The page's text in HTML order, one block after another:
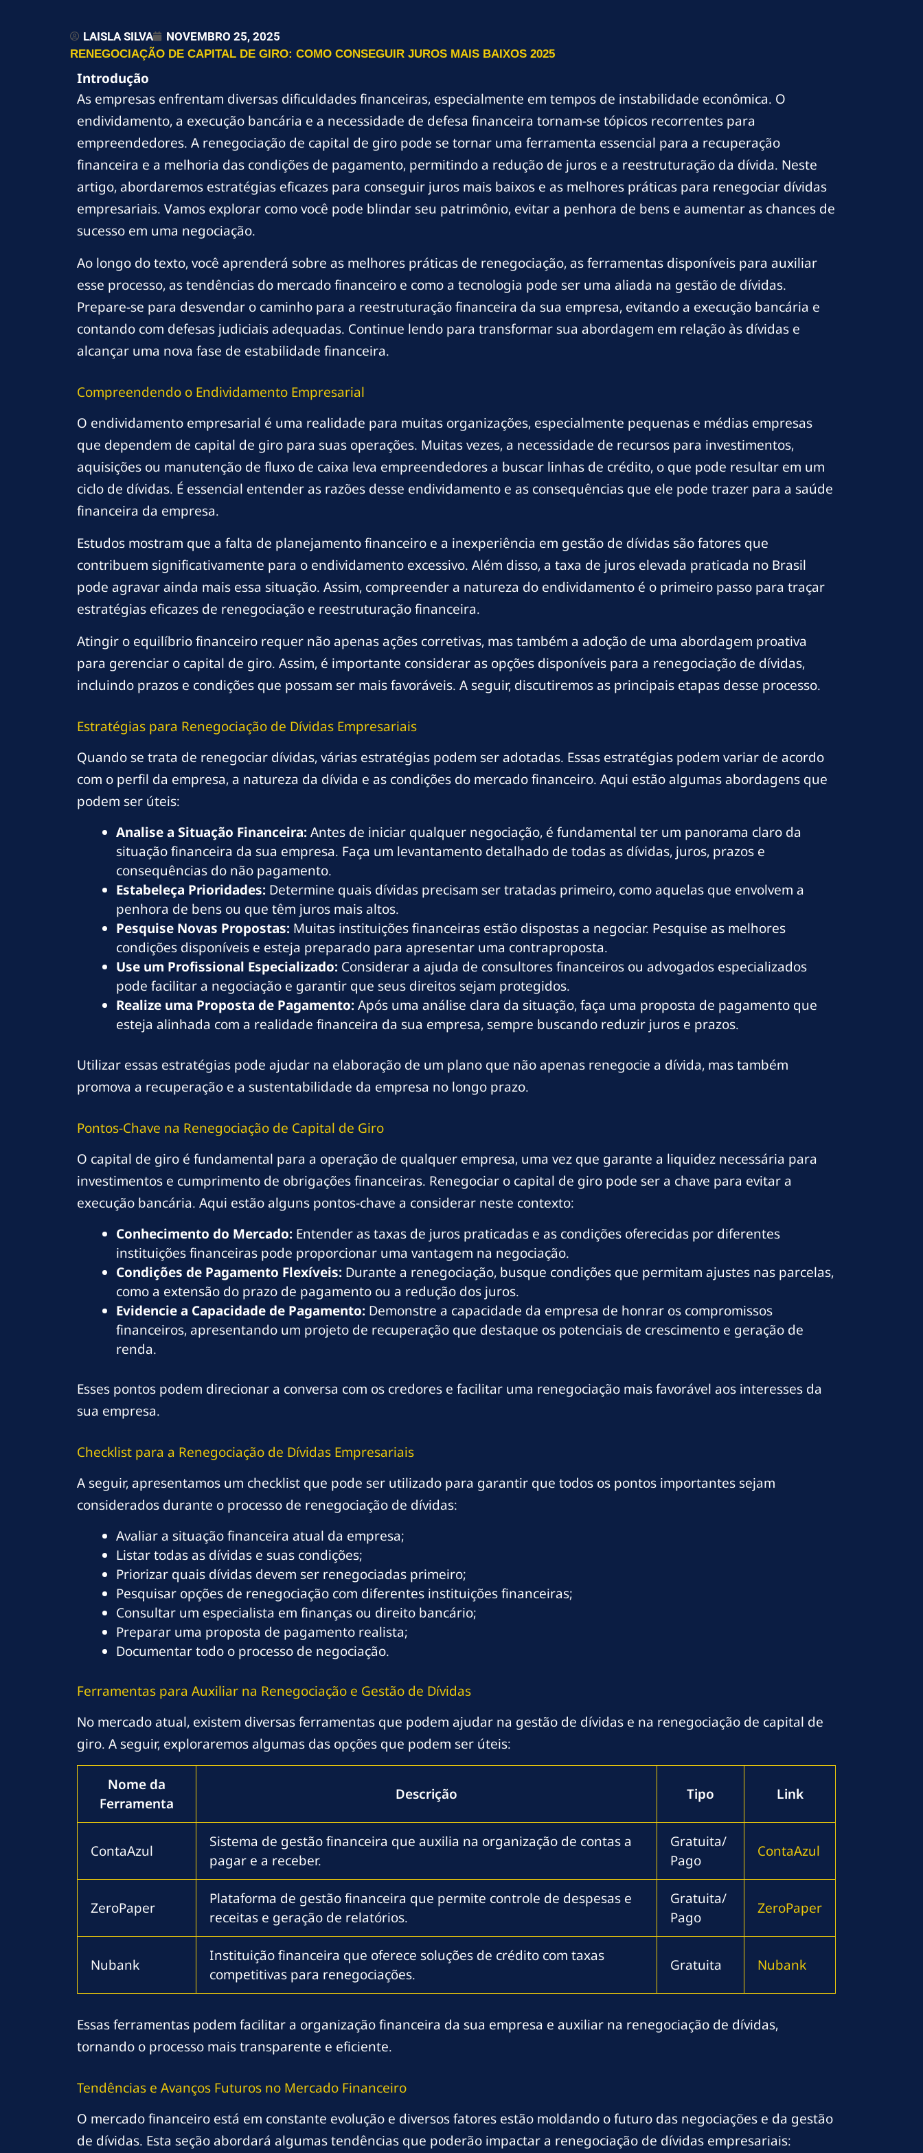
LAISLA SILVA NOVEMBRO 25, 2025
RENEGOCIAÇÃO DE CAPITAL DE GIRO: COMO CONSEGUIR JUROS MAIS BAIXOS 2025
Introdução
As empresas enfrentam diversas dificuldades financeiras, especialmente em tempos de instabilidade econômica. O
endividamento, a execução bancária e a necessidade de defesa financeira tornam-se tópicos recorrentes para
empreendedores. A renegociação de capital de giro pode se tornar uma ferramenta essencial para a recuperação
financeira e a melhoria das condições de pagamento, permitindo a redução de juros e a reestruturação da dívida. Neste
artigo, abordaremos estratégias eficazes para conseguir juros mais baixos e as melhores práticas para renegociar dívidas
empresariais. Vamos explorar como você pode blindar seu patrimônio, evitar a penhora de bens e aumentar as chances de
sucesso em uma negociação.
Ao longo do texto, você aprenderá sobre as melhores práticas de renegociação, as ferramentas disponíveis para auxiliar
esse processo, as tendências do mercado financeiro e como a tecnologia pode ser uma aliada na gestão de dívidas.
Prepare-se para desvendar o caminho para a reestruturação financeira da sua empresa, evitando a execução bancária e
contando com defesas judiciais adequadas. Continue lendo para transformar sua abordagem em relação às dívidas e
alcançar uma nova fase de estabilidade financeira.
Compreendendo o Endividamento Empresarial
O endividamento empresarial é uma realidade para muitas organizações, especialmente pequenas e médias empresas
que dependem de capital de giro para suas operações. Muitas vezes, a necessidade de recursos para investimentos,
aquisições ou manutenção de fluxo de caixa leva empreendedores a buscar linhas de crédito, o que pode resultar em um
ciclo de dívidas. É essencial entender as razões desse endividamento e as consequências que ele pode trazer para a saúde
financeira da empresa.
Estudos mostram que a falta de planejamento financeiro e a inexperiência em gestão de dívidas são fatores que
contribuem significativamente para o endividamento excessivo. Além disso, a taxa de juros elevada praticada no Brasil
pode agravar ainda mais essa situação. Assim, compreender a natureza do endividamento é o primeiro passo para traçar
estratégias eficazes de renegociação e reestruturação financeira.
Atingir o equilíbrio financeiro requer não apenas ações corretivas, mas também a adoção de uma abordagem proativa
para gerenciar o capital de giro. Assim, é importante considerar as opções disponíveis para a renegociação de dívidas,
incluindo prazos e condições que possam ser mais favoráveis. A seguir, discutiremos as principais etapas desse processo.
Estratégias para Renegociação de Dívidas Empresariais
Quando se trata de renegociar dívidas, várias estratégias podem ser adotadas. Essas estratégias podem variar de acordo
com o perfil da empresa, a natureza da dívida e as condições do mercado financeiro. Aqui estão algumas abordagens que
podem ser úteis:
Analise a Situação Financeira:Antes de iniciar qualquer negociação, é fundamental ter um panorama claro da
situação financeira da sua empresa. Faça um levantamento detalhado de todas as dívidas, juros, prazos e
consequências do não pagamento.
Estabeleça Prioridades: Determine quais dívidas precisam ser tratadas primeiro, como aquelas que envolvem a
penhora de bens ou que têm juros mais altos.
Pesquise Novas Propostas: Muitas instituições financeiras estão dispostas a negociar. Pesquise as melhores
condições disponíveis e esteja preparado para apresentar uma contraproposta.
Use um Profissional Especializado: Considerar a ajuda de consultores financeiros ou advogados especializados
pode facilitar a negociação e garantir que seus direitos sejam protegidos.
Realize uma Proposta de Pagamento:Após uma análise clara da situação, faça uma proposta de pagamento que
esteja alinhada com a realidade financeira da sua empresa, sempre buscando reduzir juros e prazos.
Utilizar essas estratégias pode ajudar na elaboração de um plano que não apenas renegocie a dívida, mas também
promova a recuperação e a sustentabilidade da empresa no longo prazo.
Pontos-Chave na Renegociação de Capital de Giro
O capital de giro é fundamental para a operação de qualquer empresa, uma vez que garante a liquidez necessária para
investimentos e cumprimento de obrigações financeiras. Renegociar o capital de giro pode ser a chave para evitar a
execução bancária. Aqui estão alguns pontos-chave a considerar neste contexto:
Conhecimento do Mercado: Entender as taxas de juros praticadas e as condições oferecidas por diferentes
instituições financeiras pode proporcionar uma vantagem na negociação.
Condições de Pagamento Flexíveis: Durante a renegociação, busque condições que permitam ajustes nas parcelas,
como a extensão do prazo de pagamento ou a redução dos juros.
Evidencie a Capacidade de Pagamento: Demonstre a capacidade da empresa de honrar os compromissos
financeiros, apresentando um projeto de recuperação que destaque os potenciais de crescimento e geração de
renda.
Esses pontos podem direcionar a conversa com os credores e facilitar uma renegociação mais favorável aos interesses da
sua empresa.
Checklist para a Renegociação de Dívidas Empresariais
A seguir, apresentamos um checklist que pode ser utilizado para garantir que todos os pontos importantes sejam
considerados durante o processo de renegociação de dívidas:
Avaliar a situação financeira atual da empresa;
Listar todas as dívidas e suas condições;
Priorizar quais dívidas devem ser renegociadas primeiro;
Pesquisar opções de renegociação com diferentes instituições financeiras;
Consultar um especialista em finanças ou direito bancário;
Preparar uma proposta de pagamento realista;
Documentar todo o processo de negociação.
Ferramentas para Auxiliar na Renegociação e Gestão de Dívidas
No mercado atual, existem diversas ferramentas que podem ajudar na gestão de dívidas e na renegociação de capital de
giro. A seguir, exploraremos algumas das opções que podem ser úteis:
Nome da
Ferramenta
Descrição Tipo Link
ContaAzul
Sistema de gestão financeira que auxilia na organização de contas a
pagar e a receber.
Gratuita/
Pago
ContaAzul
ZeroPaper
Plataforma de gestão financeira que permite controle de despesas e
receitas e geração de relatórios.
Gratuita/
Pago
ZeroPaper
Nubank
Instituição financeira que oferece soluções de crédito com taxas
competitivas para renegociações.
Gratuita Nubank
Essas ferramentas podem facilitar a organização financeira da sua empresa e auxiliar na renegociação de dívidas,
tornando o processo mais transparente e eficiente.
Tendências e Avanços Futuros no Mercado Financeiro
O mercado financeiro está em constante evolução e diversos fatores estão moldando o futuro das negociações e da gestão
de dívidas. Esta seção abordará algumas tendências que poderão impactar a renegociação de dívidas empresariais: